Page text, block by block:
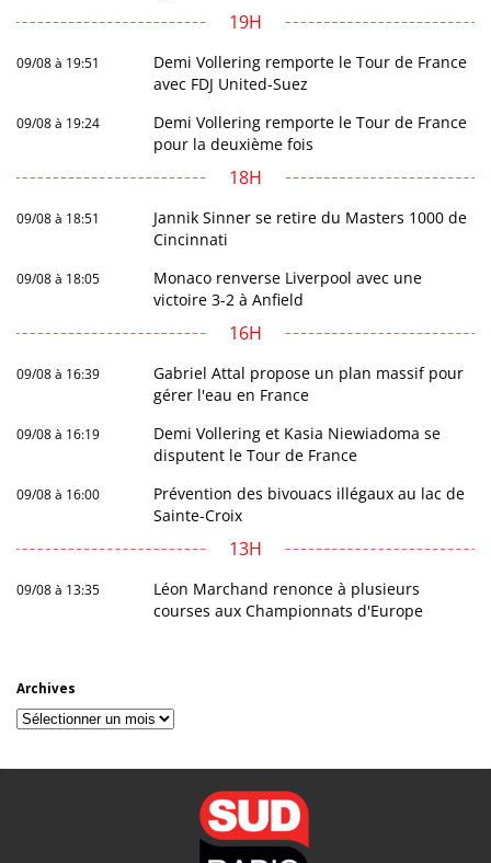
19H
09/08 à 19:51
Demi Vollering remporte le Tour de France
avec FDJ United-Suez
09/08 à 19:24
Demi Vollering remporte le Tour de France
pour la deuxième fois
18H
09/08 à 18:51
Jannik Sinner se retire du Masters 1000 de
Cincinnati
09/08 à 18:05
Monaco renverse Liverpool avec une
victoire 3-2 à Anfield
16H
09/08 à 16:39
Gabriel Attal propose un plan massif pour
gérer l'eau en France
09/08 à 16:19
Demi Vollering et Kasia Niewiadoma se
disputent le Tour de France
09/08 à 16:00
Prévention des bivouacs illégaux au lac de
Sainte-Croix
13H
09/08 à 13:35
Léon Marchand renonce à plusieurs
courses aux Championnats d'Europe
Archives
Archives